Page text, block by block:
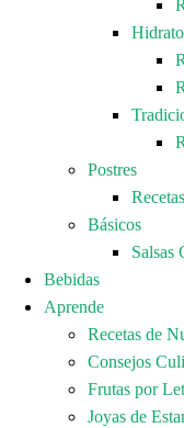
Postres
Básicos
Salsas
Bebidas
Aprende
Recetas de
Consejos
Frutas por
Joyas de